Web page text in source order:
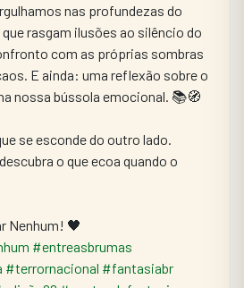
nas profundezas do
rasgam ilusões ao silêncio do
com as próprias sombras
E ainda: uma reflexão sobre o
nossa bússola emocional. 📚🧭
se esconde do outro lado.
o que ecoa quando o
Nenhum! 🖤
#entreasbrumas
#terrornacional #fantasiabr